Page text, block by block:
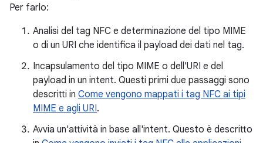
Per farlo:
Analisi del tag NFC e determinazione del tipo MIME
o di un URI che identifica il payload dei dati nel tag.
Incapsulamento del tipo MIME o dell'URI e del
payload in un intent. Questi primi due passaggi sono
descritti in Come vengono mappati i tag NFC ai tipi
MIME e agli URI.
Avvia un'attività in base all'intent. Questo è descritto